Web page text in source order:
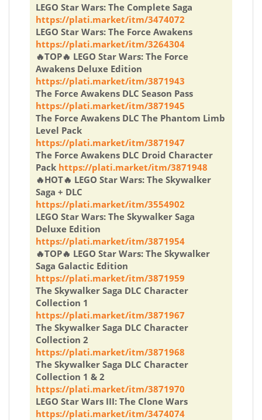
LEGO Star Wars: The Complete Saga
https://plati.market/itm/3474072
LEGO Star Wars: The Force Awakens
https://plati.market/itm/3264304
🔥TOP🔥 LEGO Star Wars: The Force
Awakens Deluxe Edition
https://plati.market/itm/3871943
The Force Awakens DLC Season Pass
https://plati.market/itm/3871945
The Force Awakens DLC The Phantom Limb
Level Pack
https://plati.market/itm/3871947
The Force Awakens DLC Droid Character
Pack https://plati.market/itm/3871948
🔥HOT🔥 LEGO Star Wars: The Skywalker
Saga + DLC
https://plati.market/itm/3554902
LEGO Star Wars: The Skywalker Saga
Deluxe Edition
https://plati.market/itm/3871954
🔥TOP🔥 LEGO Star Wars: The Skywalker
Saga Galactic Edition
https://plati.market/itm/3871959
The Skywalker Saga DLC Character
Collection 1
https://plati.market/itm/3871967
The Skywalker Saga DLC Character
Collection 2
https://plati.market/itm/3871968
The Skywalker Saga DLC Character
Collection 1 & 2
https://plati.market/itm/3871970
LEGO Star Wars III: The Clone Wars
https://plati.market/itm/3474074